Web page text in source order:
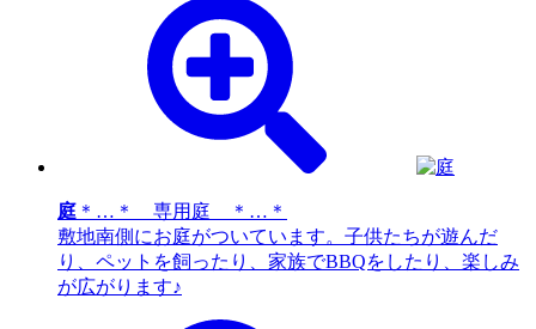
庭 ＊…＊ 専用庭 ＊…＊
敷地南側にお庭がついています。子供たちが遊んだ
り、ペットを飼ったり、家族でBBQをしたり、楽しみ
が広がります♪